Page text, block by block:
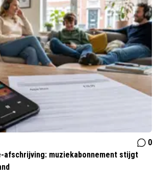
0
afschrijving: muziekabonnement stijgt